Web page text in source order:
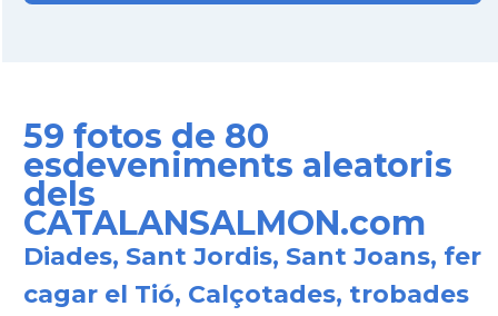
59 fotos de 80
esdeveniments aleatoris
dels
CATALANSALMON.com
Diades, Sant Jordis, Sant Joans, fer
cagar el Tió, Calçotades, trobades